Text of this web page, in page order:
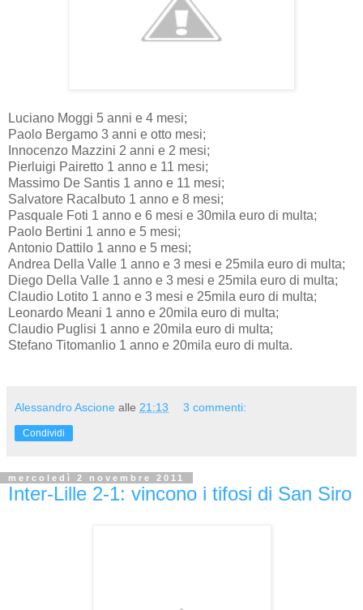
Luciano Moggi 5 anni e 4 mesi;
Paolo Bergamo 3 anni e otto mesi;
Innocenzo Mazzini 2 anni e 2 mesi;
Pierluigi Pairetto 1 anno e 11 mesi;
Massimo De Santis 1 anno e 11 mesi;
Salvatore Racalbuto 1 anno e 8 mesi;
Pasquale Foti 1 anno e 6 mesi e 30mila euro di multa;
Paolo Bertini 1 anno e 5 mesi;
Antonio Dattilo 1 anno e 5 mesi;
Andrea Della Valle 1 anno e 3 mesi e 25mila euro di multa;
Diego Della Valle 1 anno e 3 mesi e 25mila euro di multa;
Claudio Lotito 1 anno e 3 mesi e 25mila euro di multa;
Leonardo Meani 1 anno e 20mila euro di multa;
Claudio Puglisi 1 anno e 20mila euro di multa;
Stefano Titomanlio 1 anno e 20mila euro di multa.
Alessandro Ascione alle 21:13 3 commenti:
Condividi
mercoledì 2 novembre 2011
Inter-Lille 2-1: vincono i tifosi di San Siro